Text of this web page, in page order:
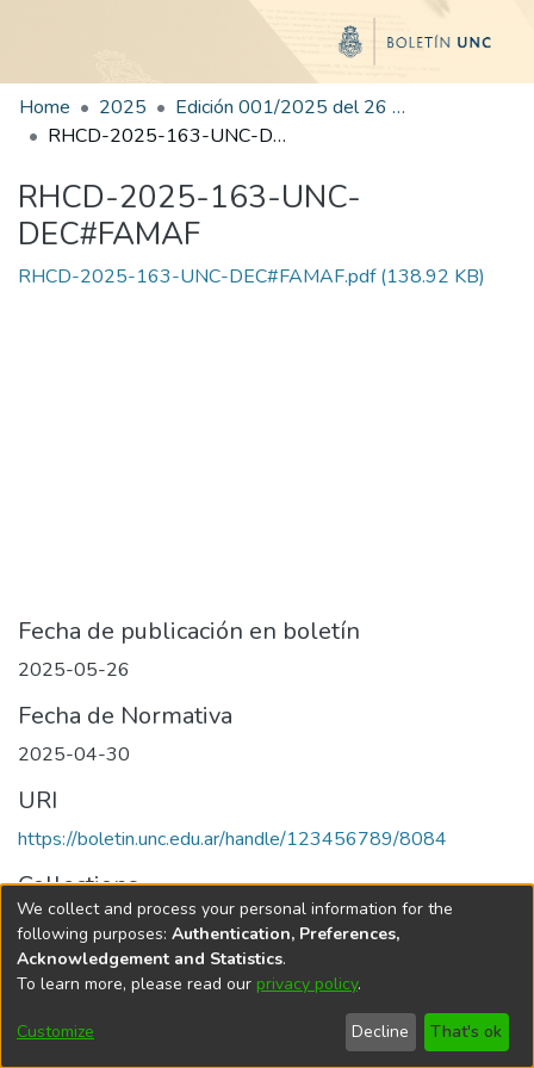
Home 2025
Edición 001/2025 del 26 de mayo de 2025
RHCD-2025-163-UNC-DEC#FAMAF
RHCD-2025-163-UNC-
DEC#FAMAF
RHCD-2025-163-UNC-DEC#FAMAF.pdf(138.92 KB)
Fecha de publicación en boletín
2025-05-26
Fecha de Normativa
2025-04-30
URI
https://boletin.unc.edu.ar/handle/123456789/8084
Collections
Edición 001/2025 del 26 de mayo de 2025
Universidad Nacional de Córdoba
We collect and process your personal information for the
following purposes: Authentication, Preferences,
Acknowledgement and Statistics.
To learn more, please read our privacy policy.
Customize Decline That's ok